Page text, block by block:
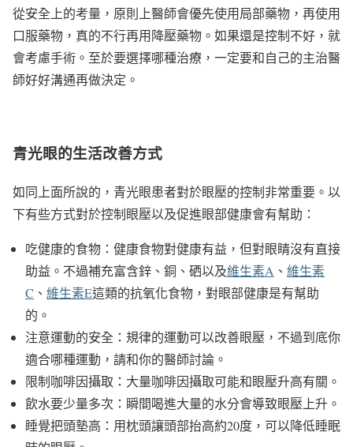
從安全上的考量，原則上醫師會優先使用局部藥物，再使用
口服藥物，真的不行再用降壓藥物。如果還是控制不好，就
會考慮手術。至於要選擇哪種治療，一定要和自己的主治醫
師好好溝通再做決定。
青光眼的生活改善方式
如同上面所說的，青光眼患者對於眼壓的控制非常重要。以
下有些方式對於控制眼壓以及促進眼部健康會有幫助：
吃健康的食物：健康食物對健康有益，但對眼睛沒有直接
助益。不過補充富含鋅、銅、硒以及維生素A 、 維生素
C 、 維生素E這類的抗氧化食物，對眼部健康是有幫助
的。
注意運動的安全：規律的運動可以改善眼壓，不過到底你
適合哪種運動，請和你的醫師討論。
限制咖啡因攝取：大量咖啡因攝取可能和眼壓升高有關。
飲水要少量多次：瞬間喝進大量的水分會導致眼壓上升。
睡覺把頭墊高：用枕頭讓頭部抬高約20度，可以降低睡眠